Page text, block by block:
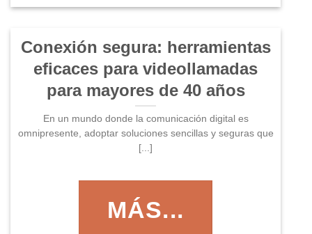
Conexión segura: herramientas
eficaces para videollamadas
para mayores de 40 años
En un mundo donde la comunicación digital es
omnipresente, adoptar soluciones sencillas y seguras que
[...]
MÁS...